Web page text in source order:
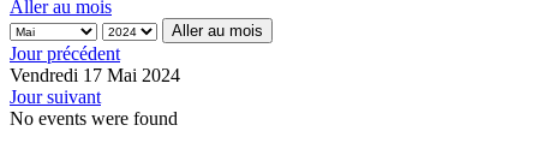
Aller au mois
Aller au mois
Jour précédent
Vendredi 17 Mai 2024
Jour suivant
No events were found